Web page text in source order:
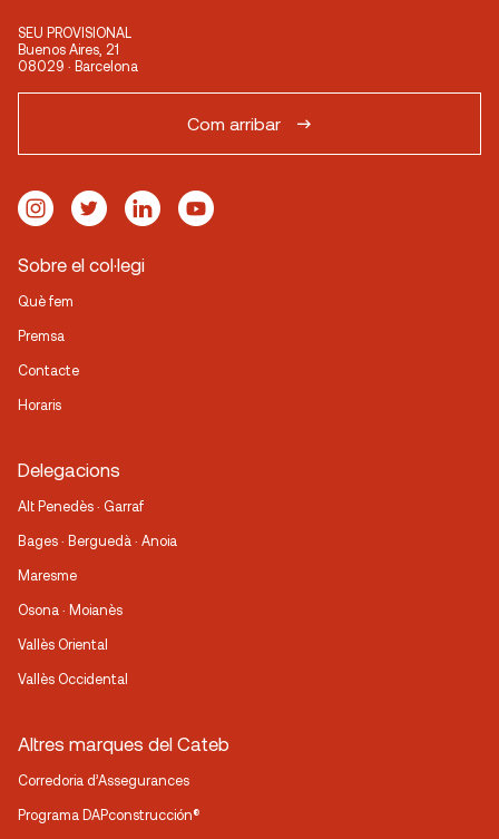
SEU PROVISIONAL
Buenos Aires, 21
08029 · Barcelona
Com arribar
Sobre el col·legi
Què fem
Premsa
Contacte
Horaris
Delegacions
Alt Penedès · Garraf
Bages · Berguedà · Anoia
Maresme
Osona · Moianès
Vallès Oriental
Vallès Occidental
Altres marques del Cateb
Corredoria d’Assegurances
Programa DAPconstrucción®